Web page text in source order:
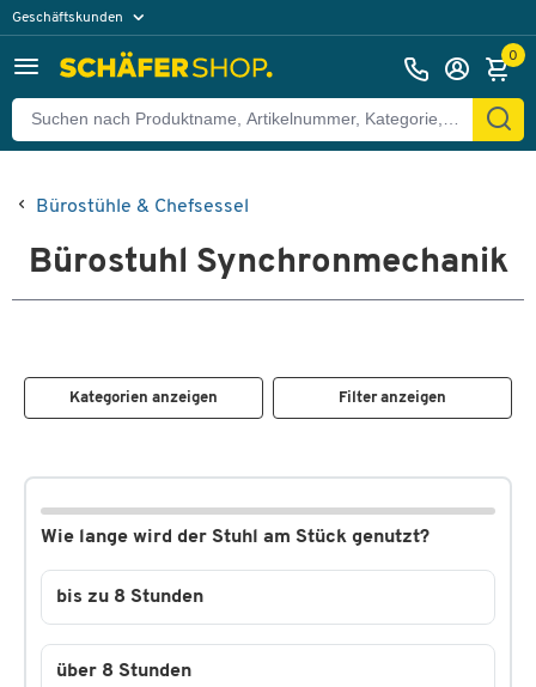
Geschäftskunden
0
Bürostühle & Chefsessel
Bürostuhl Synchronmechanik
Kategorien anzeigen Filter anzeigen
Wie lange wird der Stuhl am Stück genutzt?
bis zu 8 Stunden
über 8 Stunden